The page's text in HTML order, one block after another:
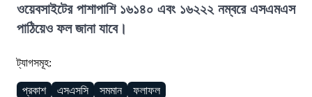
ওয়েবসাইটের পাশাপাশি ১৬১৪০ এবং ১৬২২২ নম্বরে এসএমএস
পাঠিয়েও ফল জানা যাবে।
ট্যাগসমূহ:
প্রকাশ এসএসসি সমমান ফলাফল